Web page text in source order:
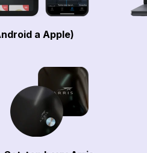
a Apple)